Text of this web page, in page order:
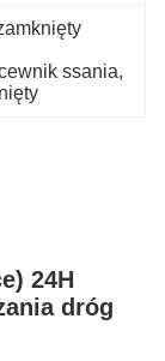
ssania
24H
dróg